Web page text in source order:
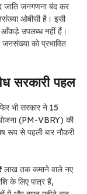
जाति जनगणना बंद कर
ओबीसी है। इसी
आँकड़े उपलब्ध नहीं हैं।
को प्रभावित
सरकारी पहल
भी सरकार ने 15
(PM-VBRY) की
रूप से पहली बार नौकरी
लाख तक कमाने वाले नए
के लिए पात्र हैं,